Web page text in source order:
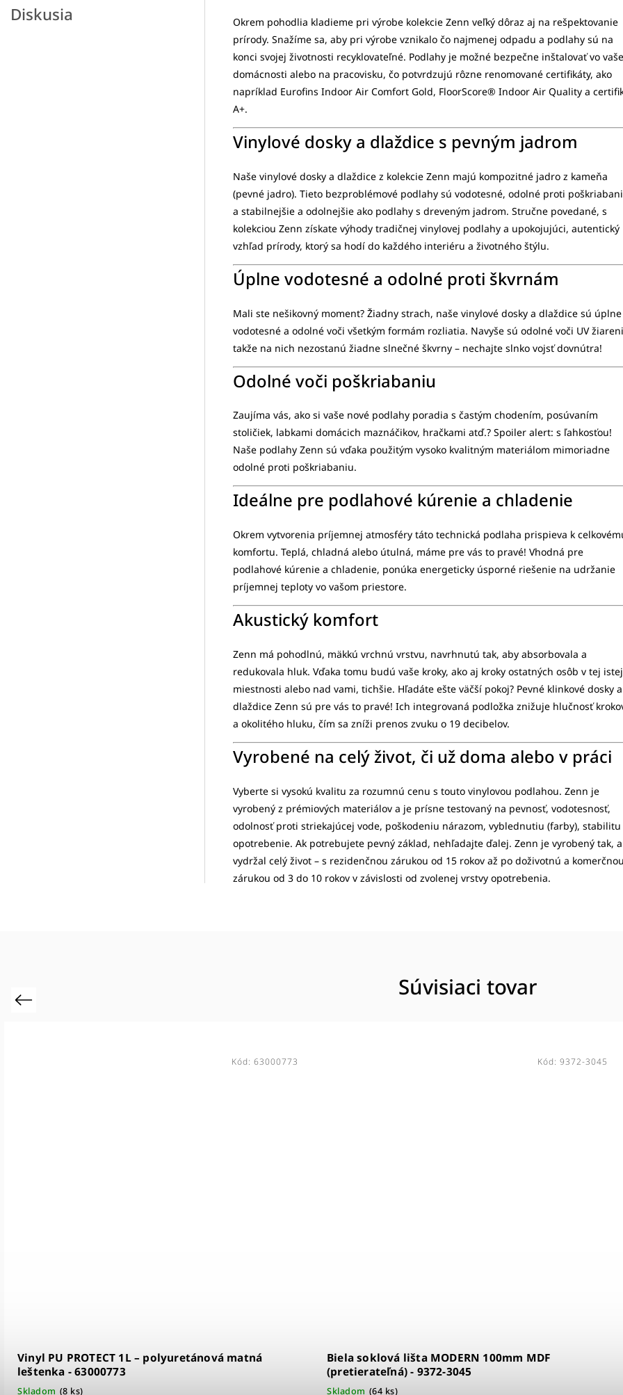
Diskusia
Okrem pohodlia kladieme pri výrobe kolekcie Zenn veľký dôraz aj na rešpektovanie
prírody. Snažíme sa, aby pri výrobe vznikalo čo najmenej odpadu a podlahy sú na
konci svojej životnosti recyklovateľné. Podlahy je možné bezpečne inštalovať vo
domácnosti alebo na pracovisku, čo potvrdzujú rôzne renomované certifikáty, ako
napríklad Eurofins Indoor Air Comfort Gold, FloorScore® Indoor Air Quality a
A+.
Vinylové dosky a dlaždice s pevným jadrom
Naše vinylové dosky a dlaždice z kolekcie Zenn majú kompozitné jadro z kameňa
(pevné jadro). Tieto bezproblémové podlahy sú vodotesné, odolné proti
a stabilnejšie a odolnejšie ako podlahy s dreveným jadrom. Stručne povedané, s
kolekciou Zenn získate výhody tradičnej vinylovej podlahy a upokojujúci, autentický
vzhľad prírody, ktorý sa hodí do každého interiéru a životného štýlu.
Úplne vodotesné a odolné proti škvrnám
Mali ste nešikovný moment? Žiadny strach, naše vinylové dosky a dlaždice sú úplne
vodotesné a odolné voči všetkým formám rozliatia. Navyše sú odolné voči UV
takže na nich nezostanú žiadne slnečné škvrny – nechajte slnko vojsť dovnútra!
Odolné voči poškriabaniu
Zaujíma vás, ako si vaše nové podlahy poradia s častým chodením, posúvaním
stoličiek, labkami domácich maznáčikov, hračkami atď.? Spoiler alert: s ľahkosťou!
Naše podlahy Zenn sú vďaka použitým vysoko kvalitným materiálom mimoriadne
odolné proti poškriabaniu.
Ideálne pre podlahové kúrenie a chladenie
Okrem vytvorenia príjemnej atmosféry táto technická podlaha prispieva k
komfortu. Teplá, chladná alebo útulná, máme pre vás to pravé! Vhodná pre
podlahové kúrenie a chladenie, ponúka energeticky úsporné riešenie na udržanie
príjemnej teploty vo vašom priestore.
Akustický komfort
Zenn má pohodlnú, mäkkú vrchnú vrstvu, navrhnutú tak, aby absorbovala a
redukovala hluk. Vďaka tomu budú vaše kroky, ako aj kroky ostatných osôb v tej istej
miestnosti alebo nad vami, tichšie. Hľadáte ešte väčší pokoj? Pevné klinkové dosky a
dlaždice Zenn sú pre vás to pravé! Ich integrovaná podložka znižuje hlučnosť
a okolitého hluku, čím sa zníži prenos zvuku o 19 decibelov.
Vyrobené na celý život, či už doma alebo v práci
Vyberte si vysokú kvalitu za rozumnú cenu s touto vinylovou podlahou. Zenn je
vyrobený z prémiových materiálov a je prísne testovaný na pevnosť, vodotesnosť,
odolnosť proti striekajúcej vode, poškodeniu nárazom, vyblednutiu (farby), stabilitu
opotrebenie. Ak potrebujete pevný základ, nehľadajte ďalej. Zenn je vyrobený tak,
vydržal celý život – s rezidenčnou zárukou od 15 rokov až po doživotnú a
zárukou od 3 do 10 rokov v závislosti od zvolenej vrstvy opotrebenia.
Súvisiaci tovar
Previous
MDF
Biela soklová lišta ANGLICKÁ 110mm MDF
Bariéra proti vlhkosti -
Na dotaz